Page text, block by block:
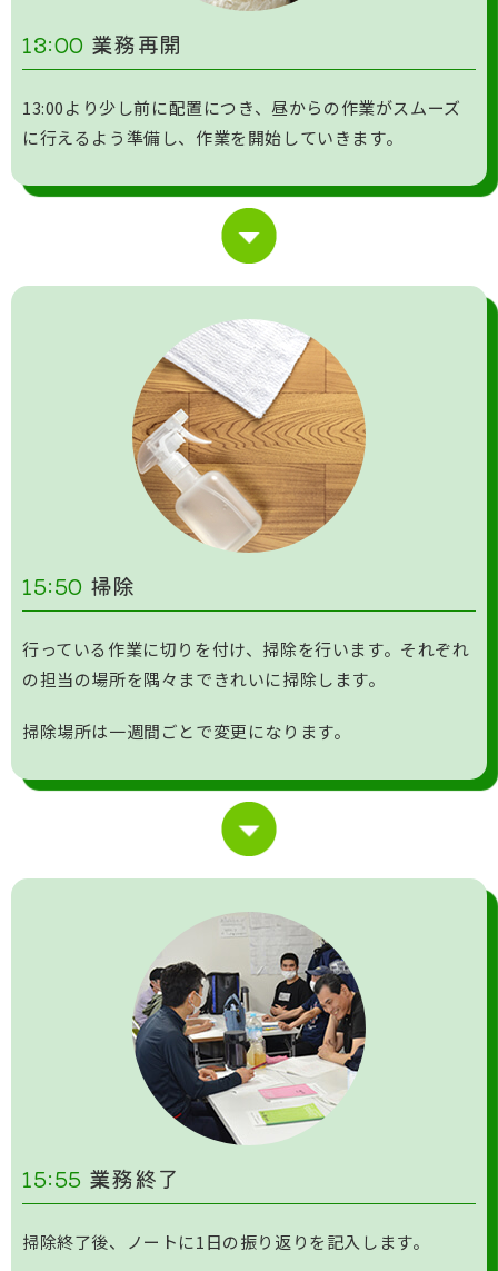
13:00 業務再開
13:00より少し前に配置につき、昼からの作業がスムーズ
に行えるよう準備し、作業を開始していきます。
15:50 掃除
行っている作業に切りを付け、掃除を行います。それぞれ
の担当の場所を隅々まできれいに掃除します。
掃除場所は一週間ごとで変更になります。
15:55 業務終了
掃除終了後、ノートに1日の振り返りを記入します。